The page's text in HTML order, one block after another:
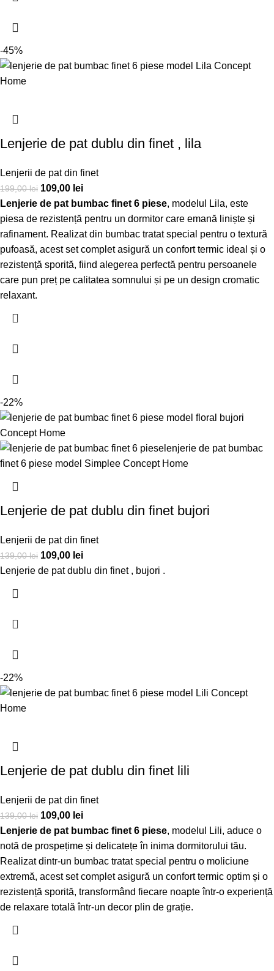
-45%
Lenjerie de pat dublu din finet , lila
Lenjerii de pat din finet
199,00lei 109,00 lei
Lenjerie de pat bumbac finet 6 piese, modelul Lila, este
piesa de rezistență pentru un dormitor care emană liniște și
rafinament. Realizat din bumbac tratat special pentru o textură
pufoasă, acest set complet asigură un confort termic ideal și o
rezistență sporită, fiind alegerea perfectă pentru persoanele
care pun preț pe calitatea somnului și pe un design cromatic
relaxant.
-22%
Lenjerie de pat dublu din finet bujori
Lenjerii de pat din finet
139,00lei 109,00 lei
Lenjerie de pat dublu din finet , bujori .
-22%
Lenjerie de pat dublu din finet lili
Lenjerii de pat din finet
139,00lei 109,00 lei
Lenjerie de pat bumbac finet 6 piese, modelul Lili, aduce o
notă de prospețime și delicatețe în inima dormitorului tău.
Realizat dintr-un bumbac tratat special pentru o moliciune
extremă, acest set complet asigură un confort termic optim și o
rezistență sporită, transformând fiecare noapte într-o experiență
de relaxare totală într-un decor plin de grație.